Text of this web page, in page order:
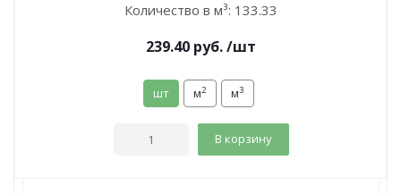
Количество в м³: 133.33
239.40 руб./шт
шт м2 м3
В корзину